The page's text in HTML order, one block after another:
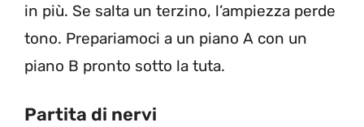
in più. Se salta un terzino, l’ampiezza perde
tono. Prepariamoci a un piano A con un
piano B pronto sotto la tuta.
Partita di nervi